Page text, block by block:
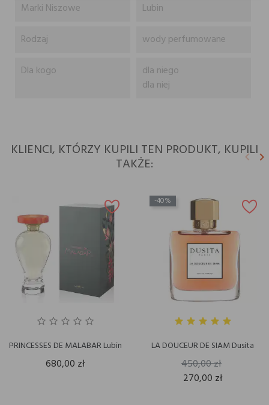
Marki Niszowe
Lubin
Rodzaj
wody perfumowane
Dla kogo
dla niego
dla niej
KLIENCI, KTÓRZY KUPILI TEN PRODUKT, KUPILI
TAKŻE: keyboard_arrow_leftkeyboard_arrow_right
PRINCESSES DE MALABAR Lubin
680,00 zł
-40%
LA DOUCEUR DE SIAM Dusita
450,00 zł
270,00 zł